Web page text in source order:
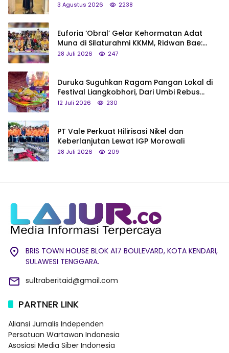
3 Agustus 2026 2238
Euforia ‘Obral’ Gelar Kehormatan Adat
Muna di Silaturahmi KKMM, Ridwan Bae:
Saya Bukan Tipe Begitu, Belum Pantas!
28 Juli 2026 247
Duruka Suguhkan Ragam Pangan Lokal di
Festival Liangkobhori, Dari Umbi Rebus
hingga Tumpeng Beras Muna
12 Juli 2026 230
PT Vale Perkuat Hilirisasi Nikel dan
Keberlanjutan Lewat IGP Morowali
28 Juli 2026 209
BRIS TOWN HOUSE BLOK A17 BOULEVARD, KOTA KENDARI,
SULAWESI TENGGARA.
sultraberitaid@gmail.com
PARTNER LINK
Aliansi Jurnalis Independen
Persatuan Wartawan Indonesia
Asosiasi Media Siber Indonesia